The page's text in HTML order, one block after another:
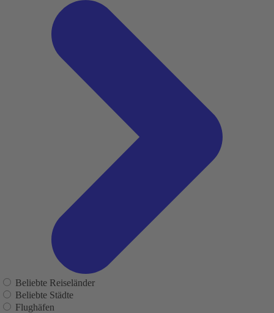
Beliebte Reiseländer
Beliebte Städte
Flughäfen